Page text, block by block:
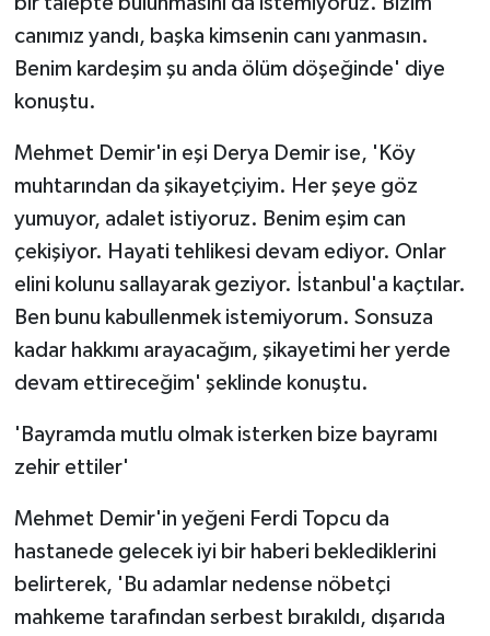
canımız yandı, başka kimsenin canı yanmasın.
Benim kardeşim şu anda ölüm döşeğinde' diye
konuştu.
Mehmet Demir'in eşi Derya Demir ise, 'Köy
muhtarından da şikayetçiyim. Her şeye göz
yumuyor, adalet istiyoruz. Benim eşim can
çekişiyor. Hayati tehlikesi devam ediyor. Onlar
elini kolunu sallayarak geziyor. İstanbul'a kaçtılar.
Ben bunu kabullenmek istemiyorum. Sonsuza
kadar hakkımı arayacağım, şikayetimi her yerde
devam ettireceğim' şeklinde konuştu.
'Bayramda mutlu olmak isterken bize bayramı
zehir ettiler'
Mehmet Demir'in yeğeni Ferdi Topcu da
hastanede gelecek iyi bir haberi beklediklerini
belirterek, 'Bu adamlar nedense nöbetçi
mahkeme tarafından serbest bırakıldı, dışarıda